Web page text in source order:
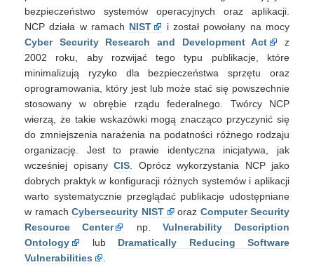
bezpieczeństwo systemów operacyjnych oraz aplikacji.
NCP działa w ramach NIST
i został powołany na mocy
Cyber Security Research and Development Act
z
2002 roku, aby rozwijać tego typu publikacje, które
minimalizują ryzyko dla bezpieczeństwa sprzętu oraz
oprogramowania, który jest lub może stać się powszechnie
stosowany w obrębie rządu federalnego. Twórcy NCP
wierzą, że takie wskazówki mogą znacząco przyczynić się
do zmniejszenia narażenia na podatności różnego rodzaju
organizację. Jest to prawie identyczna inicjatywa, jak
wcześniej opisany CIS . Oprócz wykorzystania NCP jako
dobrych praktyk w konfiguracji różnych systemów i aplikacji
warto systematycznie przeglądać publikacje udostępniane
w ramach Cybersecurity NIST oraz Computer Security
Resource Center
np. Vulnerability Description
Ontology
lub Dramatically Reducing Software
Vulnerabilities